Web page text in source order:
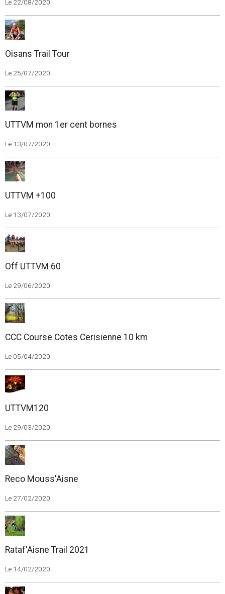
Le 22/08/2020
Oisans Trail Tour
Le 25/07/2020
UTTVM mon 1er cent bornes
Le 13/07/2020
UTTVM +100
Le 13/07/2020
Off UTTVM 60
Le 29/06/2020
CCC Course Cotes Cerisienne 10 km
Le 05/04/2020
UTTVM120
Le 29/03/2020
Reco Mouss'Aisne
Le 27/02/2020
Rataf'Aisne Trail 2021
Le 14/02/2020